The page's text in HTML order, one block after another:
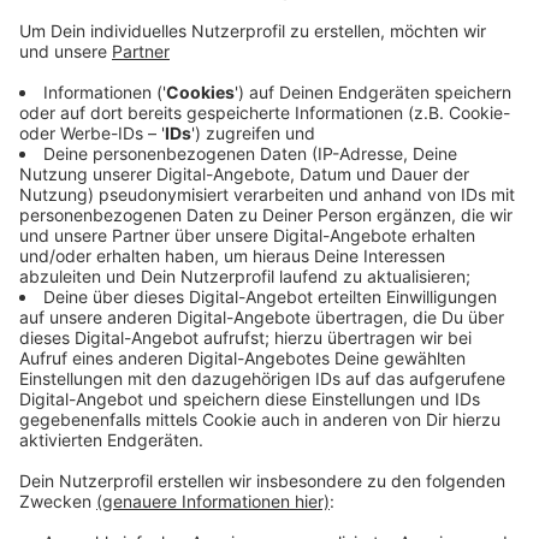
die nächste Bauphase.
Dann werden die Kreuzungen an der Nordstraße
umgebaut, und der Abschnitt bis Hausnummer 84
neugestaltet. Bis Juli bleibt deswegen die Nordstraße
voll gesperrt – der Gewerbepark ist dann nur noch
über die Debyestraße erreichbar.
Seit Anfang letzten Monats werden im Brander
Gewerbepark nicht nur die Straßen ausgebaut, sondern
auch Geh- und Radwege sowie Parkplätze.
Alle Infos gibt’shier.
Anzeige